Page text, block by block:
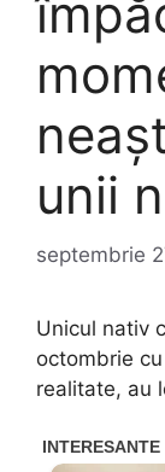
unii
septembrie
Unicul nativ
octombrie
realitate, au